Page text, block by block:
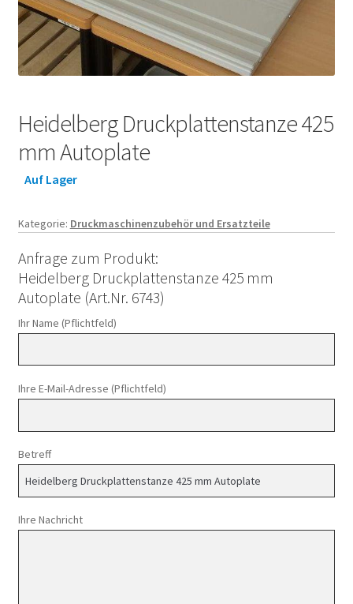
Heidelberg Druckplattenstanze 425
mm Autoplate
Auf Lager
Kategorie: Druckmaschinenzubehör und Ersatzteile
Anfrage zum Produkt:
Heidelberg Druckplattenstanze 425 mm
Autoplate (Art.Nr. 6743)
Ihr Name (Pflichtfeld)
Ihre E-Mail-Adresse (Pflichtfeld)
Betreff
Ihre Nachricht